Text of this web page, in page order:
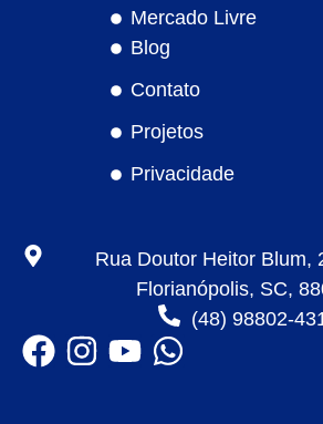
Mercado Livre
Blog
Contato
Projetos
Privacidade
Rua Doutor Heitor Blum,
Florianópolis, SC,
(48) 98802-